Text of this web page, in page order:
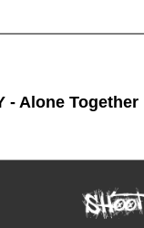
- Alone Together